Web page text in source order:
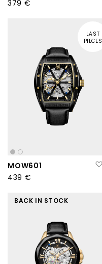
379 €
MOW601
439 €
LAST
PIECES
BACK IN STOCK